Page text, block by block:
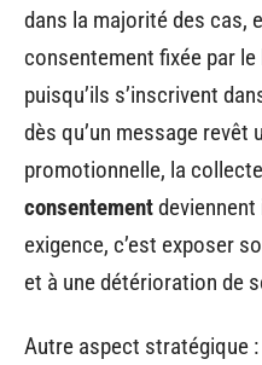
dans la majorité des cas,
consentement fixée par le
puisqu’ils s’inscrivent
dès qu’un message revêt
promotionnelle, la
consentement
exigence, c’est exposer
et à une détérioration de
Autre aspect stratégique :